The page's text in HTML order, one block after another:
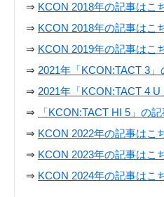
⇒ KCON 2018年の記事はこ
⇒ KCON 2018年の記事はこ
⇒ KCON 2019年の記事はこ
⇒ 2021年「KCON:TACT 3
⇒ 2021年「KCON:TACT 4
⇒
「KCON:TACT HI 5」の
⇒ KCON 2022年の記事はこ
⇒ KCON 2023年の記事はこ
⇒ KCON 2024年の記事はこ